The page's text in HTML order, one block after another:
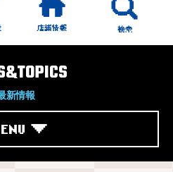
新情報